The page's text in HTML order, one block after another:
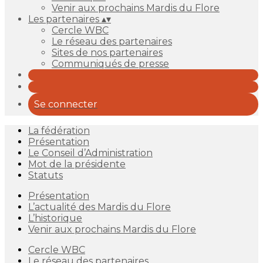
Venir aux prochains Mardis du Flore
Les partenaires ▴▾
Cercle WBC
Le réseau des partenaires
Sites de nos partenaires
Communiqués de presse
Se connecter
La fédération
Présentation
Le Conseil d’Administration
Mot de la présidente
Statuts
Présentation
L’actualité des Mardis du Flore
L’historique
Venir aux prochains Mardis du Flore
Cercle WBC